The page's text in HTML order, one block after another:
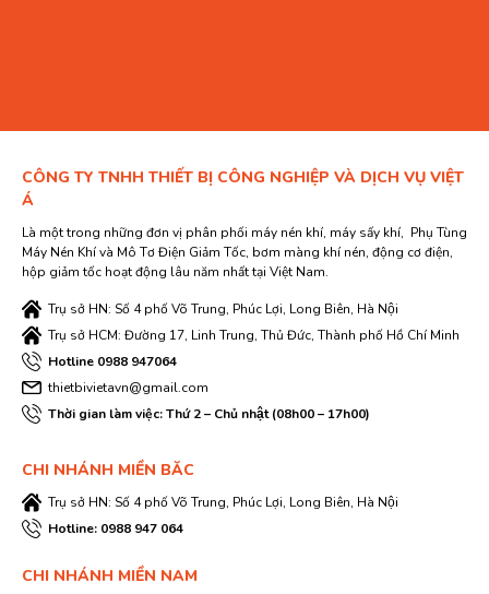
CÔNG TY TNHH THIẾT BỊ CÔNG NGHIỆP VÀ DỊCH VỤ VIỆT
Á
Là một trong những đơn vị phân phối máy nén khí, máy sấy khí, Phụ Tùng
Máy Nén Khí và Mô Tơ Điện Giảm Tốc, bơm màng khí nén, động cơ điện,
hộp giảm tốc hoạt động lâu năm nhất tại Việt Nam.
Trụ sở HN: Số 4 phố Võ Trung, Phúc Lợi, Long Biên, Hà Nội
Trụ sở HCM: Đường 17, Linh Trung, Thủ Đức, Thành phố Hồ Chí Minh
Hotline 0988 947064
thietbivietavn@gmail.com
Thời gian làm việc: Thứ 2 – Chủ nhật (08h00 – 17h00)
CHI NHÁNH MIỀN BĂC
Trụ sở HN: Số 4 phố Võ Trung, Phúc Lợi, Long Biên, Hà Nội
Hotline: 0988 947 064
CHI NHÁNH MIỀN NAM